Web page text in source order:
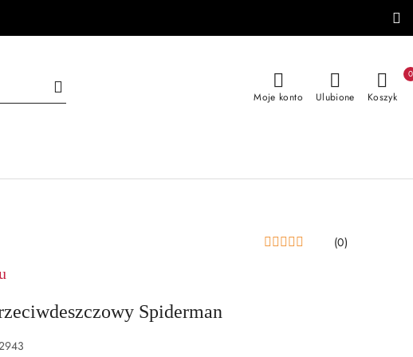
Moje konto Ulubione Koszyk
0
(0)
Spiderman